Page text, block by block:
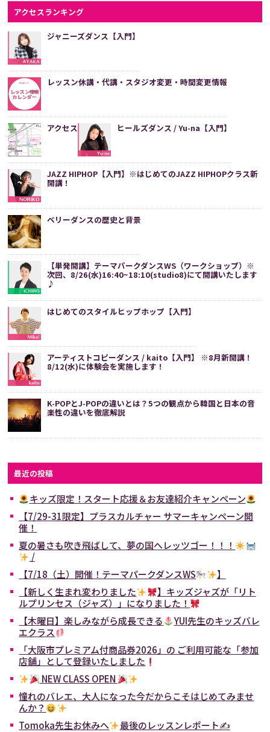
アクセスランキング
ジャニーズダンス【入門】
レッスン休講・代講・スタジオ変更・時間変更情報
アクセス ヒールズダンス / Yu-na【入門】
JAZZ HIPHOP【入門】※はじめてのJAZZ HIPHOPクラス新
開講！
ベリーダンスの歴史と背景
【単発開講】テーマパークダンスWS（ワークショップ）※
次回、8/26(水)16:40~18:10(studio8)にて開講いたします
♪
はじめてのスタイルヒップホップ【入門】
アーティストコピーダンス / kaito【入門】 ※8月新開講！
8/12(水)に体験会を実施します！
K-POPとJ-POPの違いとは？5つの観点から韓国と日本の音
楽性の違いを徹底解説
最近の投稿
キッズ限定！スタート応援＆お友達紹介キャンペーン
【7/29-31限定】プラスカルチャー サマーキャンペーン開
催！
夏の暑さも吹き飛ばして、夢の国へレッツゴー！！！
/
【7/18（土）開催！テーマパークダンスWS
】
【新しく生まれ変わりました
】キッズジャズが「リト
ルプリンセス（ジャズ）」になりました！
【木曜日】楽しみながら成長できる
YUI先生のキッズバレ
エクラス
「大阪市プレミアム付商品券2026」の ご利用可能な「参加
店舗」として登録いたしました
NEW CLASS OPEN
憧れのバレエ、大人になった今だからこそはじめてみませ
んか？
Tomoka先生お休みへ
最後のレッスンレポート✍